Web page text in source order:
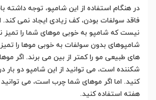
در هنگام استفاده از این شامپو، توجه داشته
فاقد سولفات بودن، کف زیادی ایجاد نمی کند.
نیست که شامپو به خوبی موهای شما را تمیز
شامپوهای بدون سولفات به خوبی موها را
های طبیعی مو را کمتر از بین می برند. اگر
شکننده است، می توانید از این شامپو دو بار
کنید. اما اگر موهای شما چرب است، می توانید
هفته استفاده کنید.